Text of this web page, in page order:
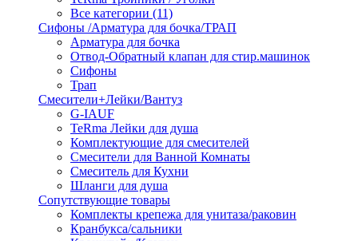
Все категории (11)
Сифоны /Арматура для бочка/ТРАП
Арматура для бочка
Отвод-Обратный клапан для стир.машинок
Сифоны
Трап
Смесители+Лейки/Вантуз
G-IAUF
TeRma Лейки для душа
Комплектующие для смесителей
Смесители для Ванной Комнаты
Смеситель для Кухни
Шланги для душа
Сопутствующие товары
Комплекты крепежа для унитаза/раковин
Кранбукса/сальники